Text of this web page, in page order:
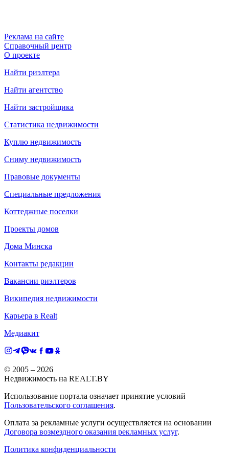
Реклама на сайте
Справочный центр
О проекте
Найти риэлтера
Найти агентство
Найти застройщика
Статистика недвижимости
Куплю недвижимость
Сниму недвижимость
Правовые документы
Специальные предложения
Коттеджные поселки
Проекты домов
Дома Минска
Контакты редакции
Вакансии риэлтеров
Википедия недвижимости
Карьера в Realt
Медиакит
© 2005 – 2026
Недвижимость на REALT.BY
Использование портала означает принятие условий
Пользовательского соглашения.
Оплата за рекламные услуги осуществляется на основании
Договора возмездного оказания рекламных услуг.
Политика конфиденциальности